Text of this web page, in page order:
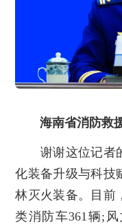
海南省消防救
谢谢这位记者的
化装备升级与科技
林灭火装备。目前
类消防车361辆;